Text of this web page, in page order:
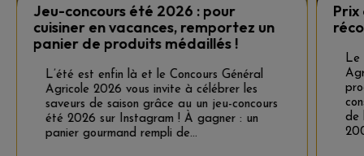
Jeu-concours été 2026 : pour
cuisiner en vacances, remportez un
panier de produits médaillés !
L’été est enfin là et le Concours Général
Agricole 2026 vous invite à célébrer les
saveurs de saison grâce au un jeu-concours
été 2026 sur Instagram ! À gagner : un
panier gourmand rempli de…
Prix
Le
de